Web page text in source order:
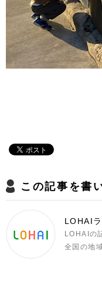
この記事を書
LOHAI
LOHAIの
全国の地